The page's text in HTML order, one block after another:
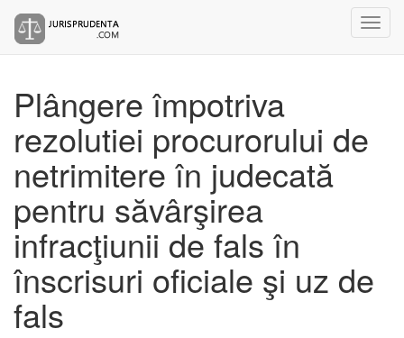
Plângere împotriva
rezolutiei procurorului de
netrimitere în judecată
pentru săvârşirea
infracţiunii de fals în
înscrisuri oficiale şi uz de
fals